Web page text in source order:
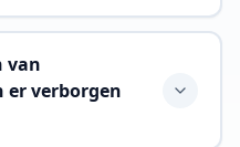
van
verborgen